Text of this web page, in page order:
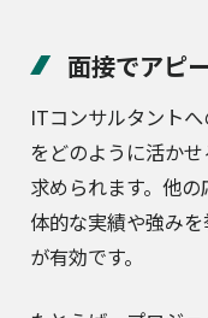
面接でアピ
ITコンサルタント
をどのように活か
求められます。他
体的な実績や強み
が有効です。